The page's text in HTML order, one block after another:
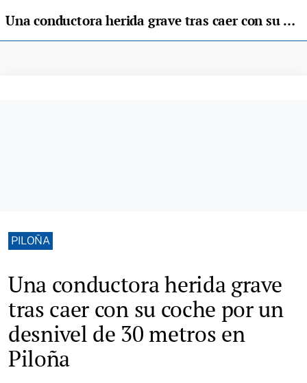
Una conductora herida grave tras caer con su coche por un desnivel de 30 metros en Piloña
PILOÑA
Una conductora herida grave
tras caer con su coche por un
desnivel de 30 metros en
Piloña